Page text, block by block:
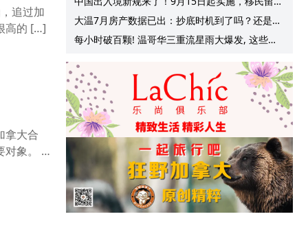
追过加
高的 […]
拿大合
要对象。
中介迎来最强监管！
大温7月房产数据已出：抄底时机到了吗？还是再
等等？他们这么建议的
每小时破百颗! 温哥华三重流星雨大爆发, 这些最